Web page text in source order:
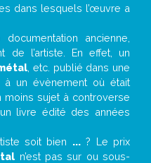
dans lesquels l’œuvre a
ancienne,
de l’artiste. En effet, un
, etc. publié dans une
un évènement où était
sujet à controverse
livre édité des années
soit bien ...? Le prix
n’est pas sur ou sous-